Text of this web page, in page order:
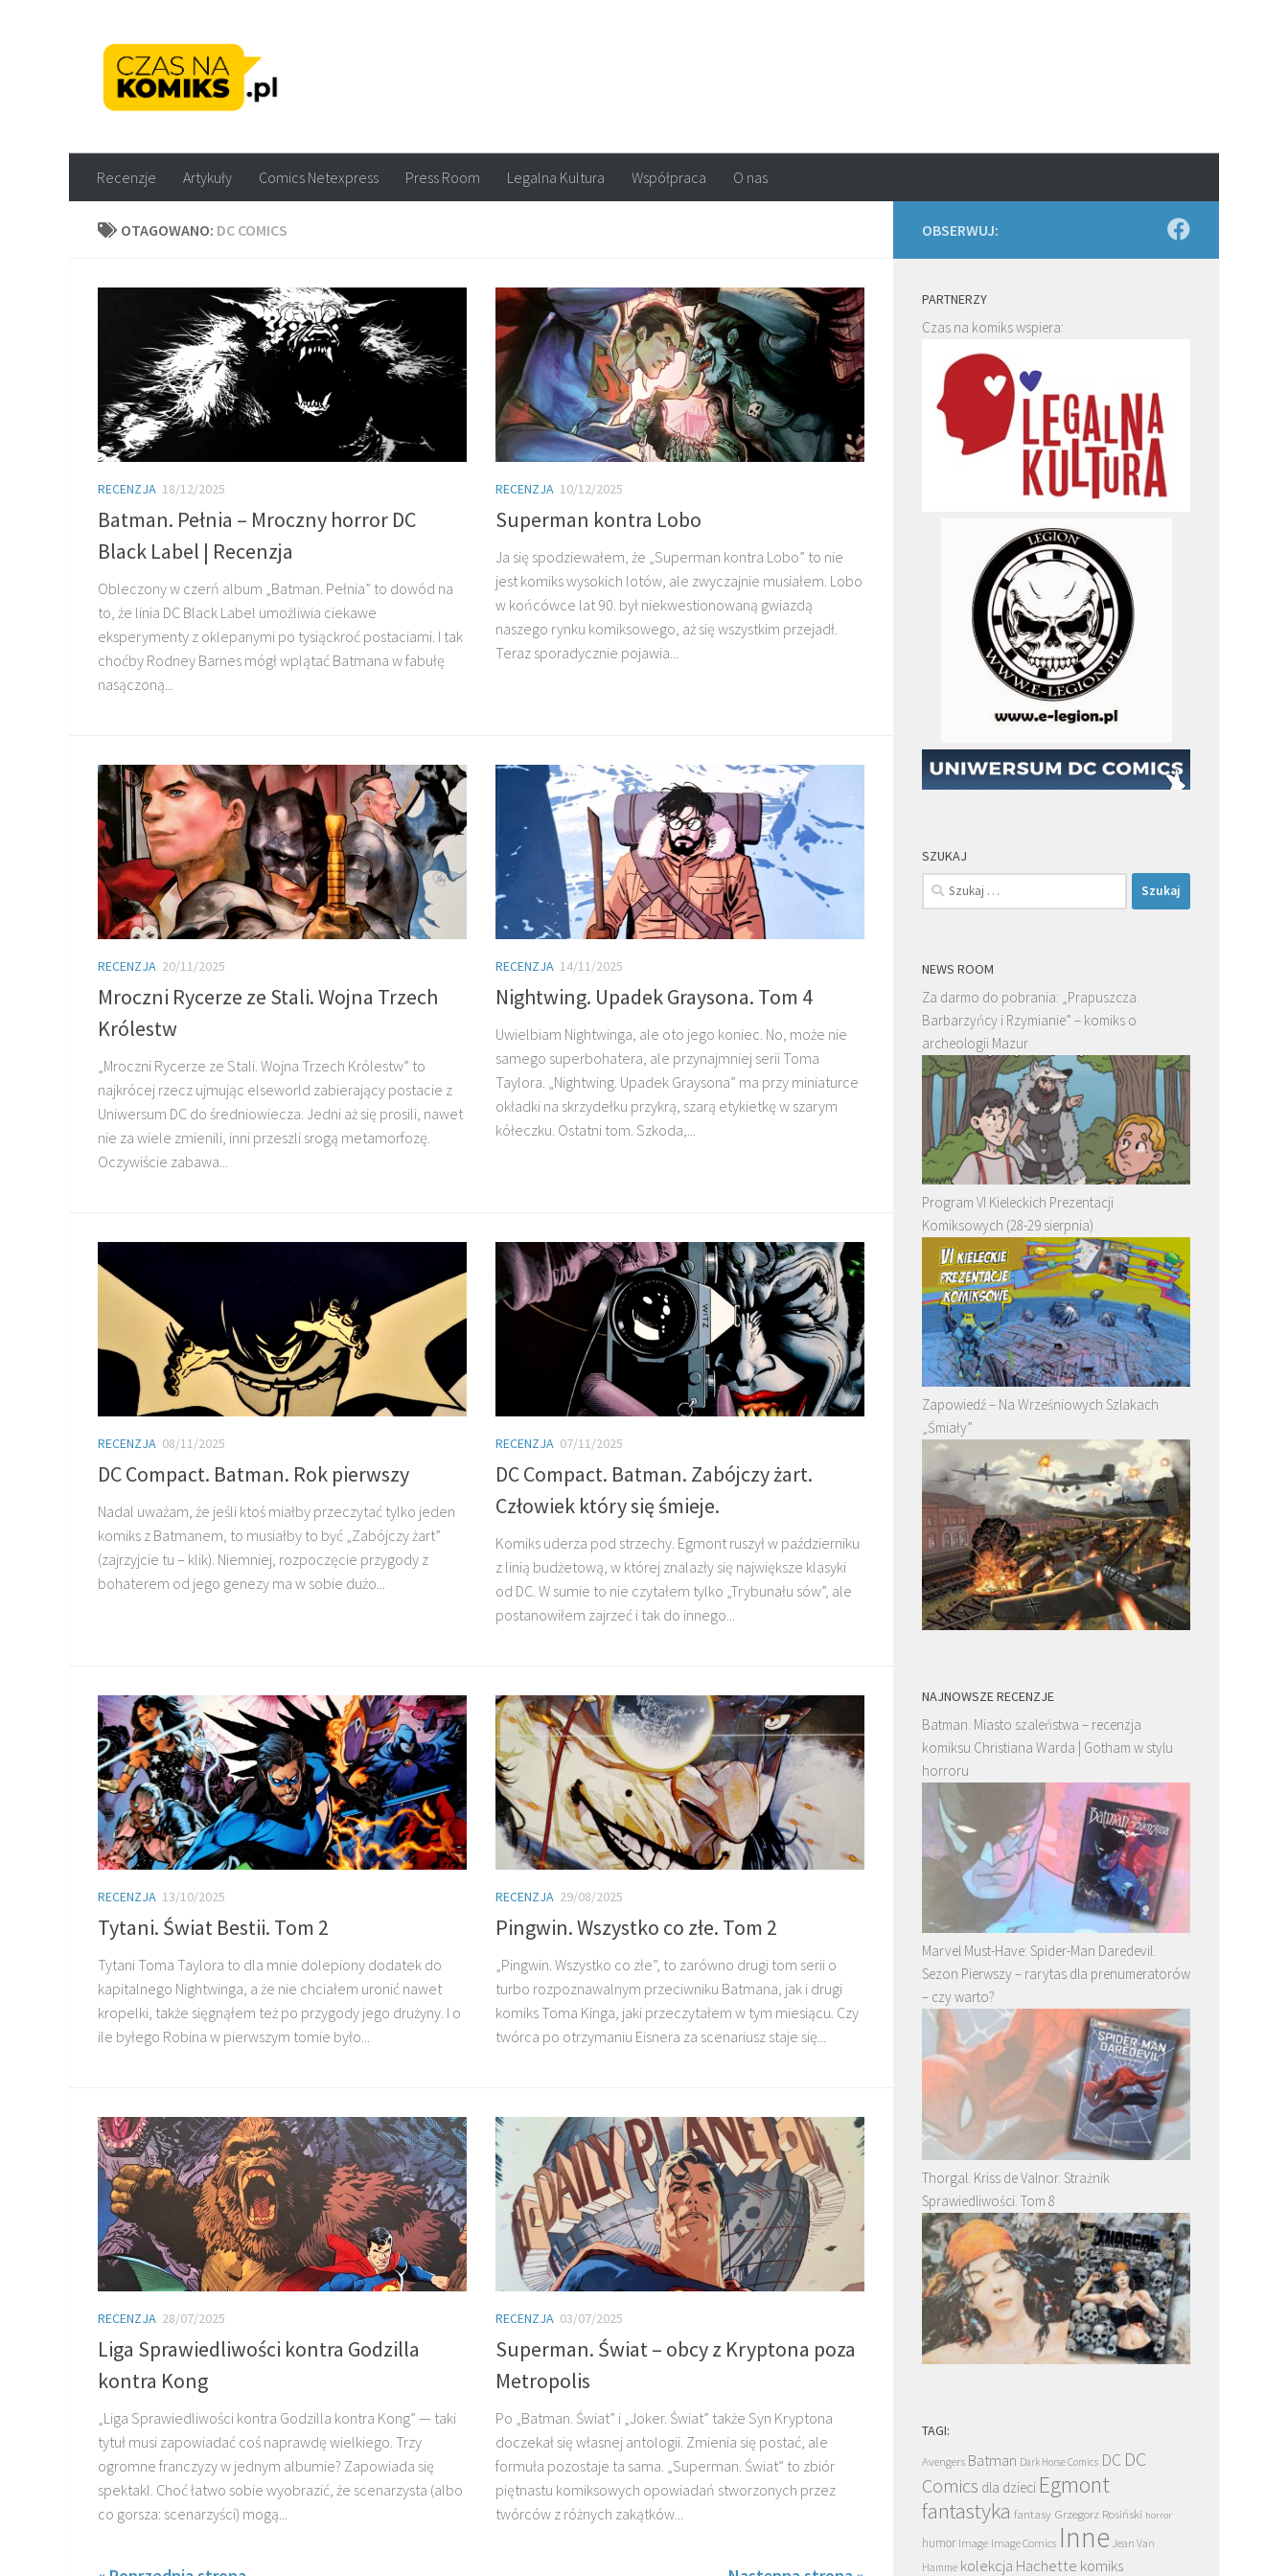
Recenzje Artykuły Comics Netexpress Press Room Legalna Kultura Współpraca O nas
OTAGOWANO: DC COMICS
RECENZJA 18/12/2025
Batman. Pełnia – Mroczny horror DC
Black Label | Recenzja
Obleczony w czerń album „Batman. Pełnia” to dowód na
to, że linia DC Black Label umożliwia ciekawe
eksperymenty z oklepanymi po tysiąckroć postaciami. I tak
choćby Rodney Barnes mógł wplątać Batmana w fabułę
nasączoną...
RECENZJA 10/12/2025
Superman kontra Lobo
Ja się spodziewałem, że „Superman kontra Lobo” to nie
jest komiks wysokich lotów, ale zwyczajnie musiałem. Lobo
w końcówce lat 90. był niekwestionowaną gwiazdą
naszego rynku komiksowego, aż się wszystkim przejadł.
Teraz sporadycznie pojawia...
RECENZJA 20/11/2025
Mroczni Rycerze ze Stali. Wojna Trzech
Królestw
„Mroczni Rycerze ze Stali. Wojna Trzech Królestw” to
najkrócej rzecz ujmując elseworld zabierający postacie z
Uniwersum DC do średniowiecza. Jedni aż się prosili, nawet
nie za wiele zmienili, inni przeszli srogą metamorfozę.
Oczywiście zabawa...
RECENZJA 14/11/2025
Nightwing. Upadek Graysona. Tom 4
Uwielbiam Nightwinga, ale oto jego koniec. No, może nie
samego superbohatera, ale przynajmniej serii Toma
Taylora. „Nightwing. Upadek Graysona” ma przy miniaturce
okładki na skrzydełku przykrą, szarą etykietkę w szarym
kółeczku. Ostatni tom. Szkoda,...
RECENZJA 08/11/2025
DC Compact. Batman. Rok pierwszy
Nadal uważam, że jeśli ktoś miałby przeczytać tylko jeden
komiks z Batmanem, to musiałby to być „Zabójczy żart”
(zajrzyjcie tu – klik). Niemniej, rozpoczęcie przygody z
bohaterem od jego genezy ma w sobie dużo...
RECENZJA 07/11/2025
DC Compact. Batman. Zabójczy żart.
Człowiek który się śmieje.
Komiks uderza pod strzechy. Egmont ruszył w październiku
z linią budżetową, w której znalazły się największe klasyki
od DC. W sumie to nie czytałem tylko „Trybunału sów”, ale
postanowiłem zajrzeć i tak do innego...
RECENZJA 13/10/2025
Tytani. Świat Bestii. Tom 2
Tytani Toma Taylora to dla mnie dolepiony dodatek do
kapitalnego Nightwinga, a że nie chciałem uronić nawet
kropelki, także sięgnąłem też po przygody jego drużyny. I o
ile byłego Robina w pierwszym tomie było...
RECENZJA 29/08/2025
Pingwin. Wszystko co złe. Tom 2
„Pingwin. Wszystko co złe”, to zarówno drugi tom serii o
turbo rozpoznawalnym przeciwniku Batmana, jak i drugi
komiks Toma Kinga, jaki przeczytałem w tym miesiącu. Czy
twórca po otrzymaniu Eisnera za scenariusz staje się...
RECENZJA 28/07/2025
Liga Sprawiedliwości kontra Godzilla
kontra Kong
„Liga Sprawiedliwości kontra Godzilla kontra Kong” — taki
tytuł musi zapowiadać coś naprawdę wielkiego. Trzy
ogromne franczyzy w jednym albumie? Zapowiada się
spektakl. Choć łatwo sobie wyobrazić, że scenarzysta (albo
co gorsza: scenarzyści) mogą...
RECENZJA 03/07/2025
Superman. Świat – obcy z Kryptona poza
Metropolis
Po „Batman. Świat” i „Joker. Świat” także Syn Kryptona
doczekał się własnej antologii. Zmienia się postać, ale
formuła pozostaje ta sama. „Superman. Świat” to zbiór
piętnastu komiksowych opowiadań stworzonych przez
twórców z różnych zakątków...
OBSERWUJ:
PARTNERZY
Czas na komiks wspiera:
SZUKAJ
Szukaj:
NEWS ROOM
Za darmo do pobrania: „Prapuszcza.
Barbarzyńcy i Rzymianie” – komiks o
archeologii Mazur
Program VI Kieleckich Prezentacji
Komiksowych (28-29 sierpnia)
Zapowiedź – Na Wrześniowych Szlakach
„Śmiały”
NAJNOWSZE RECENZJE
Batman. Miasto szaleństwa – recenzja
komiksu Christiana Warda | Gotham w stylu
horroru
Marvel Must-Have: Spider-Man Daredevil.
Sezon Pierwszy – rarytas dla prenumeratorów
– czy warto?
Thorgal. Kriss de Valnor. Strażnik
Sprawiedliwości. Tom 8
TAGI:
Avengers Batman Dark Horse Comics DC DC
Comics dla dzieci Egmont
fantastyka fantasy Grzegorz Rosiński horror
humor Image Image Comics Inne Jean Van
Hamme kolekcja Hachette komiks